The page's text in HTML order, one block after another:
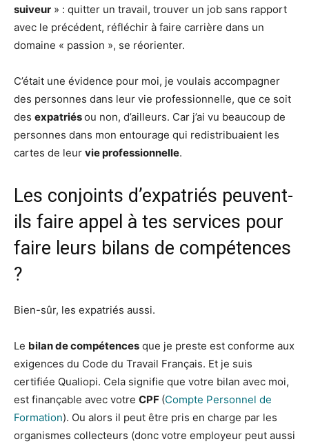
suiveur » : quitter un travail, trouver un job sans rapport
avec le précédent, réfléchir à faire carrière dans un
domaine « passion », se réorienter.
C’était une évidence pour moi, je voulais accompagner
des personnes dans leur vie professionnelle, que ce soit
des expatriésou non, d’ailleurs. Car j’ai vu beaucoup de
personnes dans mon entourage qui redistribuaient les
cartes de leur vie professionnelle.
Les conjoints d’expatriés peuvent-
ils faire appel à tes services pour
faire leurs bilans de compétences
?
Bien-sûr, les expatriés aussi.
Le bilan de compétences que je preste est conforme aux
exigences du Code du Travail Français. Et je suis
certifiée Qualiopi. Cela signifie que votre bilan avec moi,
est finançable avec votre CPF (Compte Personnel de
Formation). Ou alors il peut être pris en charge par les
organismes collecteurs (donc votre employeur peut aussi